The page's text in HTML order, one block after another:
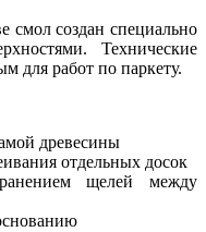
смол создан специально
Технические
для работ по паркету.
древесины
отдельных досок
щелей между